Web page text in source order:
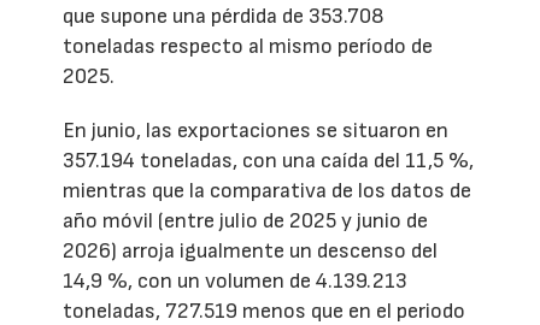
que supone una pérdida de 353.708
toneladas respecto al mismo período de
2025.
En junio, las exportaciones se situaron en
357.194 toneladas, con una caída del 11,5 %,
mientras que la comparativa de los datos de
año móvil (entre julio de 2025 y junio de
2026) arroja igualmente un descenso del
14,9 %, con un volumen de 4.139.213
toneladas, 727.519 menos que en el periodo